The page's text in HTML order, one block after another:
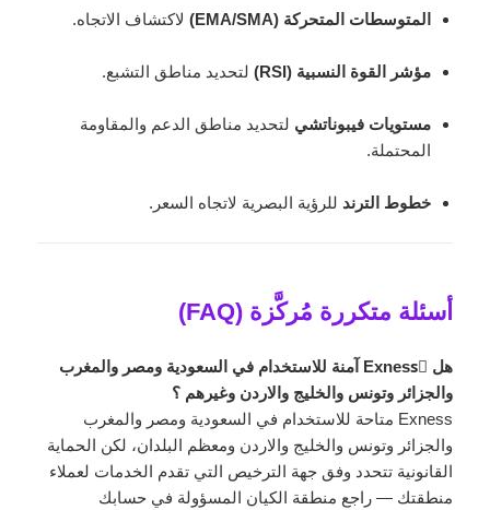
المتوسطات المتحركة (EMA/SMA) لاكتشاف الاتجاه.
مؤشر القوة النسبية (RSI) لتحديد مناطق التشبع.
مستويات فيبوناتشي لتحديد مناطق الدعم والمقاومة
المحتملة.
خطوط الترند للرؤية البصرية لاتجاه السعر.
أسئلة متكررة مُركَّزة (FAQ)
هل Exnessً آمنة للاستخدام في السعودية ومصر والمغرب
والجزائر وتونس والخليج والاردن وغيرهم ؟
Exness متاحة للاستخدام في السعودية ومصر والمغرب
والجزائر وتونس والخليج والاردن ومعظم البلدان، لكن الحماية
القانونية تتحدد وفق جهة الترخيص التي تقدم الخدمات لعملاء
منطقتك — راجع منطقة الكيان المسؤولة في حسابك